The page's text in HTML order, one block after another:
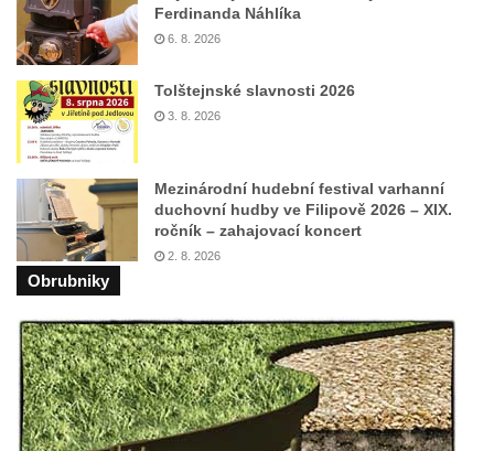
Ferdinanda Náhlíka
6. 8. 2026
Tolštejnské slavnosti 2026
3. 8. 2026
Mezinárodní hudební festival varhanní
duchovní hudby ve Filipově 2026 – XIX.
ročník – zahajovací koncert
2. 8. 2026
Obrubniky